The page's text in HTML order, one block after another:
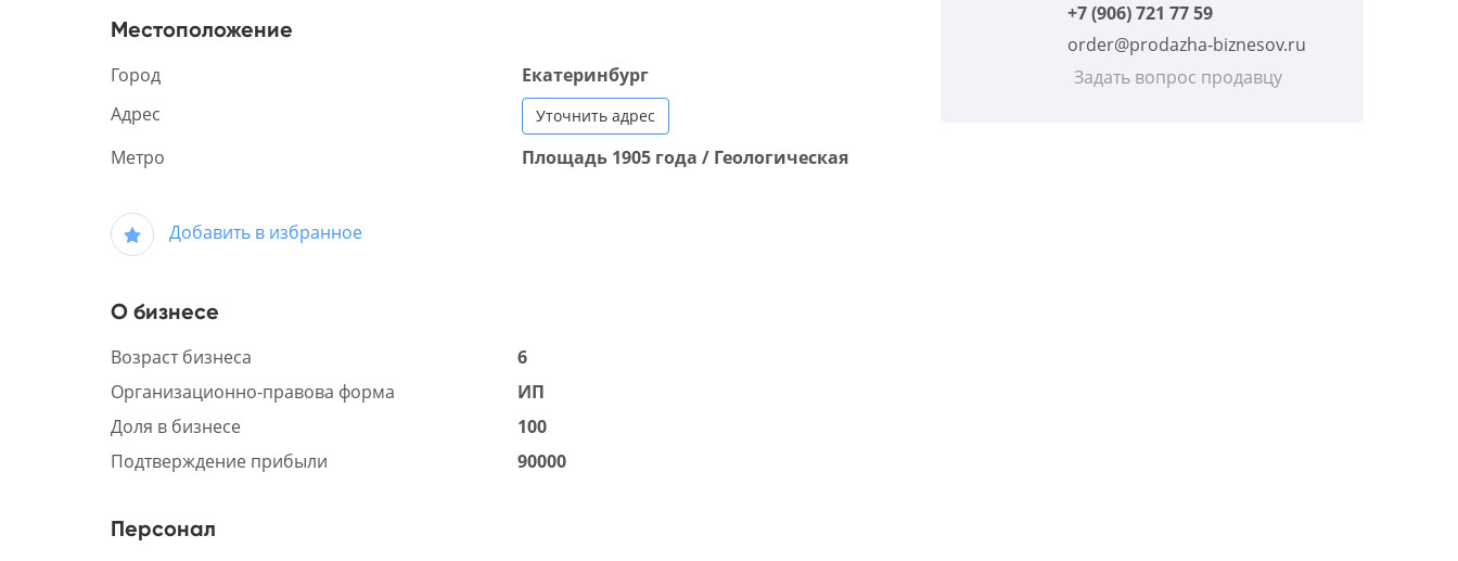
Местоположение
Город
Екатеринбург
Адрес
Уточнить адрес
Метро Площадь 1905 года / Геологическая
Добавить в избранное
О бизнесе
Возраст бизнеса
6
Организационно-правова форма
ИП
Доля в бизнесе
100
Подтверждение прибыли
90000
Персонал
+7 (906) 721 77 59
order@prodazha-biznesov.ru
Задать вопрос продавцу